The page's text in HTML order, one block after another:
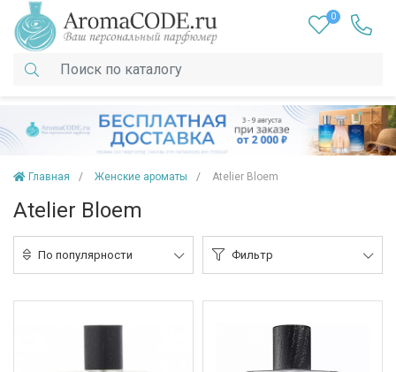
0
Главная Женские ароматы Atelier Bloem
Atelier Bloem
По популярности Фильтр